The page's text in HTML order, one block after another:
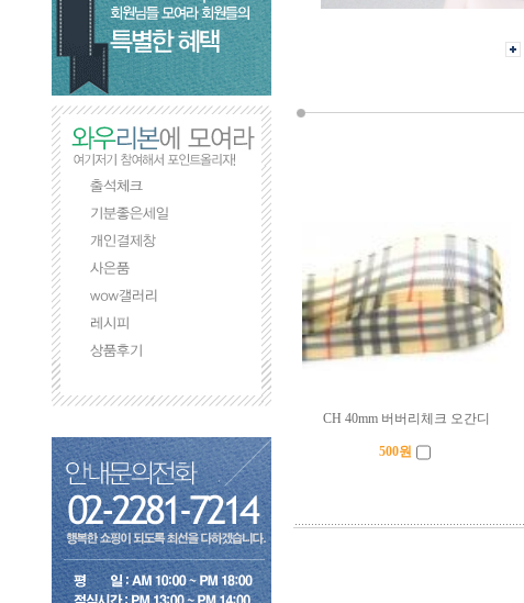
CH 40mm 버버리체크 오간디
500원